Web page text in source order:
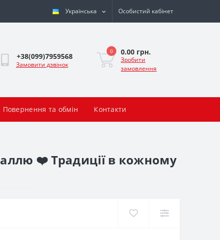
Українська Особистий кабінет
+38(099)7959568
Замовити дзвінок
0 0.00 грн.
Зробити
замовлення
Повернення та обмін Контакти
❤️ Традиції в кожному